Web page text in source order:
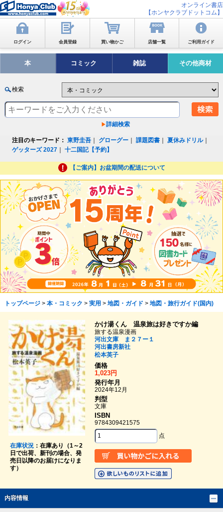
オンライン書店
【ホンヤクラブドットコム】
ログイン 会員登録 買い物かご 店舗一覧 ご利用ガイド
本 コミック 雑誌 その他商材
検索
詳細検索
注目のキーワード： 東野圭吾 グローグー ｜課題図書 ｜夏休みドリル｜
ゲッターズ 2027 ｜十二国記【予約】
【ご案内】お盆期間の配送について
トップページ> 本・コミック > 実用 > 地図・ガイド > 地図・旅行ガイド(国内)
在庫状況：在庫あり（1～2
日で出荷、新刊の場合、発
売日以降のお届けになりま
す）
かけ湯くん 温泉旅は好きですか編
旅する温泉漫画
河出文庫 ま２７ー１
河出書房新社
松本英子
価格
1,023円
発行年月
2024年12月
判型
文庫
ISBN
9784309421575
点
内容情報